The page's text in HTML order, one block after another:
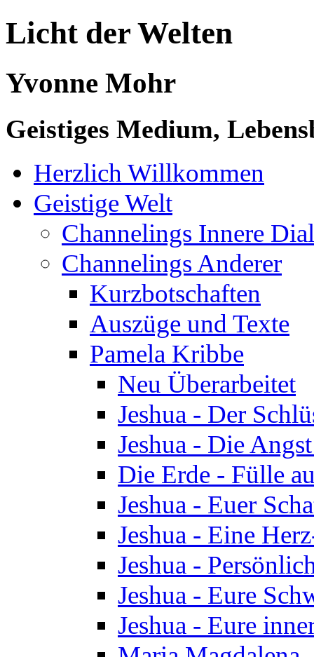
Licht der Welten
Yvonne Mohr
Geistiges Medium,
Herzlich Willkommen
Geistige Welt
Channelings Innere
Channelings Anderer
Kurzbotschaften
Auszüge und Texte
Pamela Kribbe
Neu Überarbeitet
Jeshua - Der
Jeshua - Die
Die Erde - Fülle
Jeshua - Euer
Jeshua - Eine
Jeshua -
Jeshua - Eure
Jeshua - Eure